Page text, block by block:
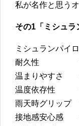
私が名作と思う
その1「ミシュ
ミシュランパイ
耐久性
温まりやす
温度依存
雨天時グリッ
接地感安心